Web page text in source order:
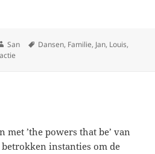
Auteur
San Tags
Dansen, Familie, Jan, Louis,
met ’the powers that be’ van
instanties om de